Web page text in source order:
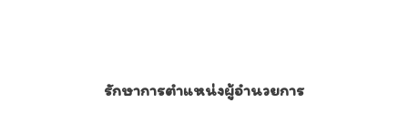
รักษาการตำแหน่งผู้อำนวยการ